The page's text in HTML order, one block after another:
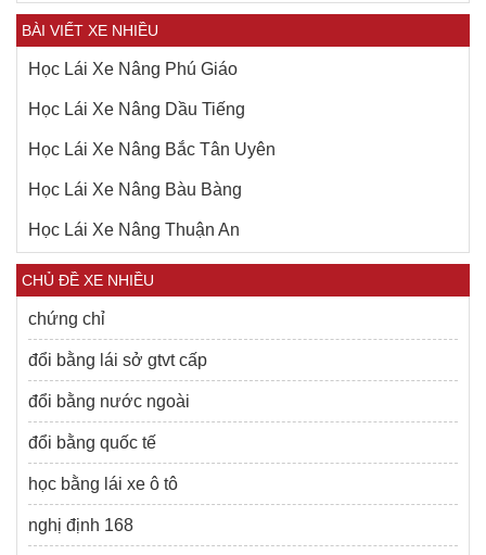
BÀI VIẾT XE NHIỀU
Học Lái Xe Nâng Phú Giáo
Học Lái Xe Nâng Dầu Tiếng
Học Lái Xe Nâng Bắc Tân Uyên
Học Lái Xe Nâng Bàu Bàng
Học Lái Xe Nâng Thuận An
CHỦ ĐỀ XE NHIỀU
chứng chỉ
đổi bằng lái sở gtvt cấp
đổi bằng nước ngoài
đổi bằng quốc tế
học bằng lái xe ô tô
nghị định 168